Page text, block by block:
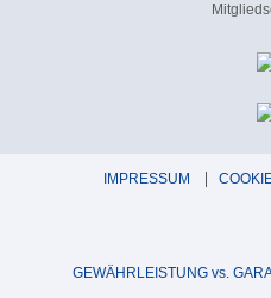
IMPRESSUM
GEWÄHRLEISTUNG vs.